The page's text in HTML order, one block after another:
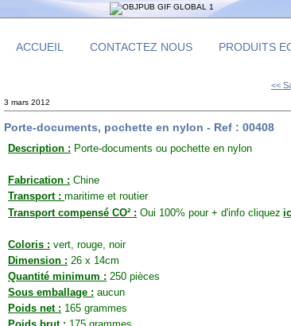
ACCUEIL CONTACTEZ NOUS PRODUITS
<<
3 mars 2012
Porte-documents, pochette en nylon - Ref : 00408
Description : Porte-documents ou pochette en nylon
Fabrication : Chine
Transport : maritime et routier
Transport compensé CO² : Oui 100% pour + d'info cliquez
Coloris : vert, rouge, noir
Dimension : 26 x 14cm
Quantité minimum : 250 pièces
Sous emballage : aucun
Poids net : 165 grammes